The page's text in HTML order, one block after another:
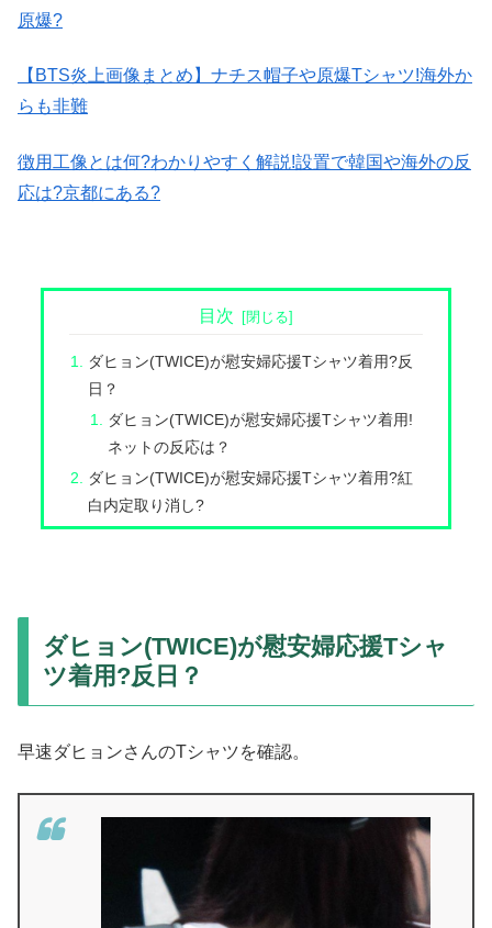
原爆?
【BTS炎上画像まとめ】ナチス帽子や原爆Tシャツ!海外か
らも非難
徴用工像とは何?わかりやすく解説!設置で韓国や海外の反
応は?京都にある?
目次
ダヒョン(TWICE)が慰安婦応援Tシャツ着用?反
日？
ダヒョン(TWICE)が慰安婦応援Tシャツ着用!
ネットの反応は？
ダヒョン(TWICE)が慰安婦応援Tシャツ着用?紅
白内定取り消し?
ダヒョン(TWICE)が慰安婦応援Tシャ
ツ着用?反日？
早速ダヒョンさんのTシャツを確認。